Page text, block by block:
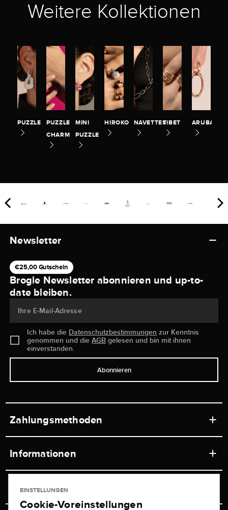
Weitere Kollektionen
PUZZLE
PUZZLE
CHARM
MINI
PUZZLE
HIROKO NAVETTESTIBET ARUBA
Newsletter
€25,00 Gutschein
Brogle Newsletter abonnieren und up-to-
date bleiben.
Ihre E-Mail-Adresse
Ich habe die Datenschutzbestimmungen zur Kenntnis
genommen und dieAGB gelesen und bin mit ihnen
einverstanden.
Abonnieren
Zahlungsmethoden
Informationen
Ladengeschäft
Service
EINSTELLUNGEN
Cookie-Voreinstellungen